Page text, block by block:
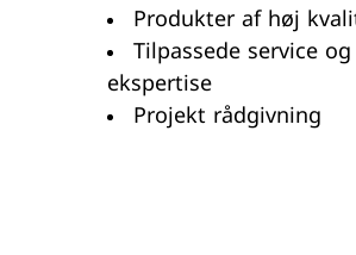
Produkter af høj
Tilpassede service og
ekspertise
Projekt rådgivning